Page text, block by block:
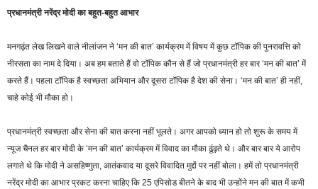
प्रधानमंत्री नरेंद्र मोदी का बहुत-बहुत आभार
मनगढ़ंत लेख लिखने वाले नीलांजन ने ‘मन की बात’ कार्यक्रम में विषय में कुछ टॉपिक की पुनरावत्ति को
नीरसता का नाम दे दिया। अब हम बताते हैं वो टॉपिक कौन से हैं जो प्रधानमंत्री हर बार ‘मन की बात’ में
करते हैं। पहला टॉपिक है स्वच्छता अभियान और दूसरा टॉपिक है देश की सेना। ‘मन की बात’ ही नहीं,
चाहे कोई भी मौका हो।
प्रधानमंत्री स्वच्छता और सेना की बात करना नहीं भूलते। अगर आपको ध्यान हो तो शुरू के समय में
न्यूज चैनल हर बार मोदी के ‘मन की बात’ कार्यक्रम में विवाद का मौका ढूंढ़ते थे। और बार बार ये आरोप
लगाते थे कि मोदी ने असहिष्णुता, आतंकवाद या दूसरे विवादित मुद्दों पर नहीं बोला। हमें तो प्रधानमंत्री
नरेंद्र मोदी का आभार प्रकट करना चाहिए कि 25 एपिसोड बीतने के बाद भी उन्होंने मन की बात में कभी